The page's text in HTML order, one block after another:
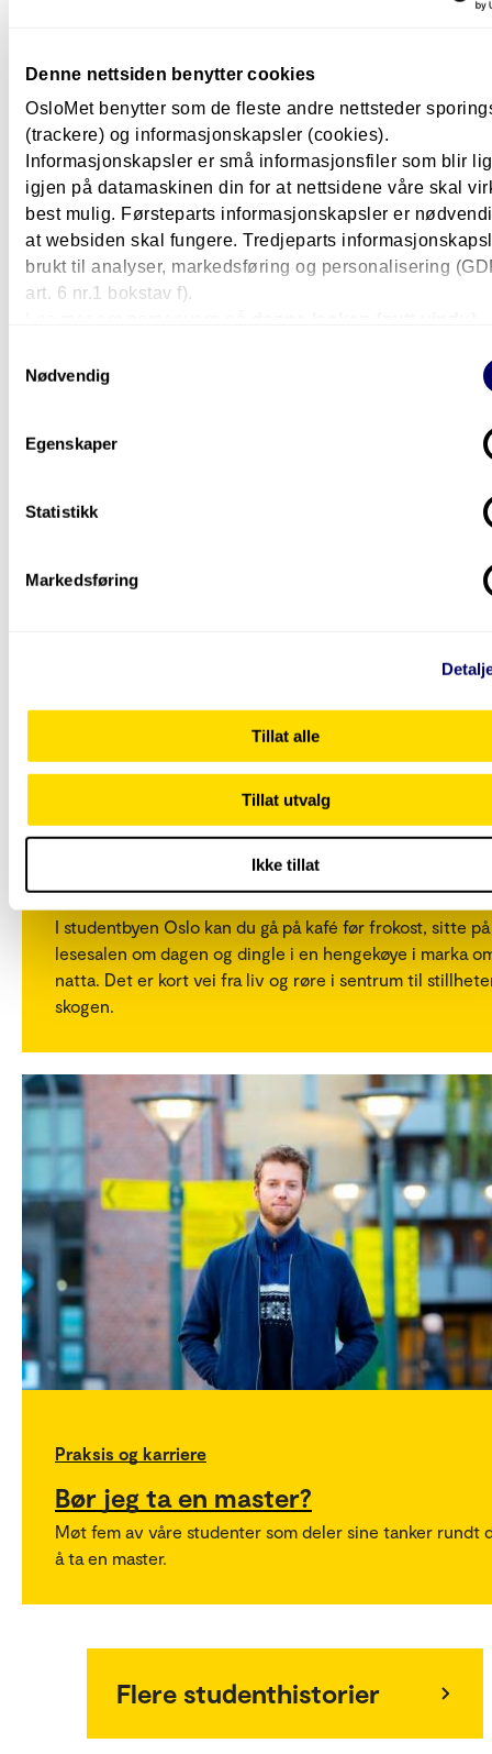
Denne nettsiden benytter cookies
OsloMet benytter som de fleste andre nettsteder
(trackere) og informasjonskapsler (cookies).
Informasjonskapsler er små informasjonsfiler som blir
igjen på datamaskinen din for at nettsidene våre skal
best mulig. Førsteparts informasjonskapsler er
at websiden skal fungere. Tredjeparts
brukt til analyser, markedsføring og personalisering
art. 6 nr.1 bokstav f).
Nødvendig
Egenskaper
Statistikk
Markedsføring
Tillat alle
Tillat utvalg
Ikke tillat
bakken@oslomet.no
Du er kanskje også interessert i
disse?
Grunnskolelærerutdanning for trinn 1-7
Studenthistorier og nyheter
Bli kjent med studentbyen Oslo
I studentbyen Oslo kan du gå på kafé før frokost, sitte på
lesesalen om dagen og dingle i en hengekøye i marka
natta. Det er kort vei fra liv og røre i sentrum til
skogen.
Praksis og karriere
Bør jeg ta en master?
Møt fem av våre studenter som deler sine tanker rundt
å ta en master.
Flere studenthistorier